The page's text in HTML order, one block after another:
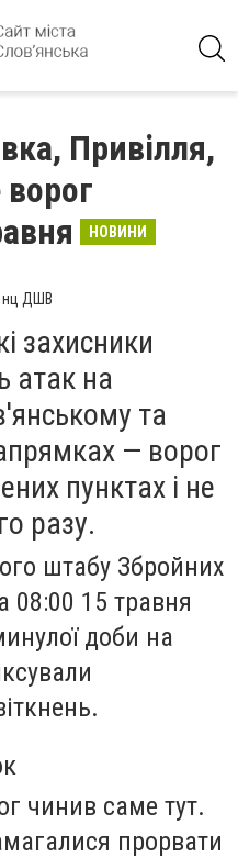
Привілля,
НОВИНИ
нц ДШВ
захисники
атак на
та
— ворог
пунктах і не
разу.
штабу Збройних
08:00 15 травня
доби на
чинив саме тут.
прорвати